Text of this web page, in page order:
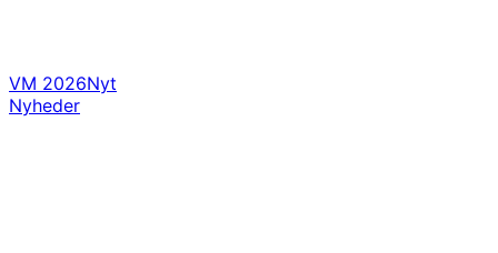
VM 2026Nyt
Nyheder